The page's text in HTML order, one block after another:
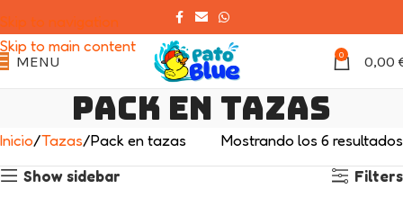
Skip to navigation
Skip to main content
MENU 0 0,00
Pack en tazas
Inicio Tazas Pack en tazas
Mostrando los 6 resultados
Show sidebar
Filters